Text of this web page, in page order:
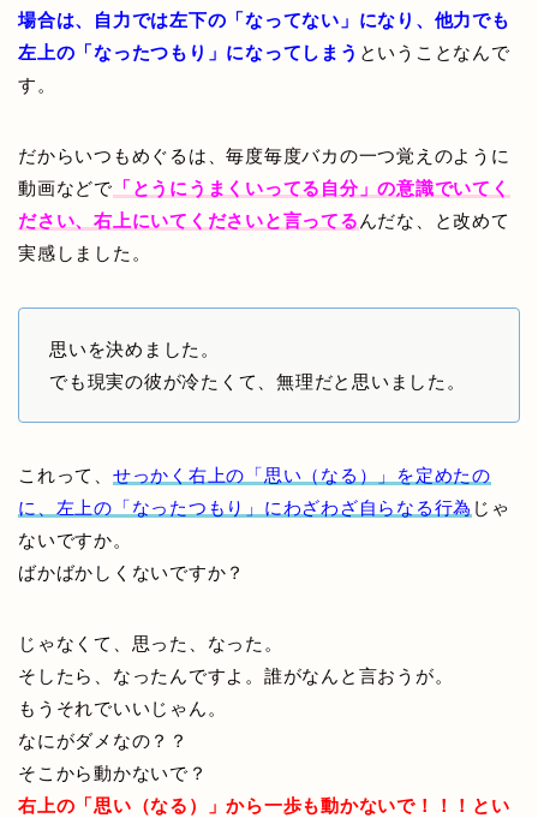
場合は、自力では左下の「なってない」になり、他力でも
左上の「なったつもり」になってしまう ということなんで
す。
だからいつもめぐるは、毎度毎度バカの一つ覚えのように
動画などで 「とうにうまくいってる自分」の意識でいてく
ださい、右上にいてくださいと言ってる んだな、と改めて
実感しました。
思いを決めました。
でも現実の彼が冷たくて、無理だと思いました。
これって、 せっかく右上の「思い（なる）」を定めたの
に、左上の「なったつもり」にわざわざ自らなる行為 じゃ
ないですか。
ばかばかしくないですか？
じゃなくて、思った、なった。
そしたら、なったんですよ。誰がなんと言おうが。
もうそれでいいじゃん。
なにがダメなの？？
そこから動かないで？
右上の「思い（なる）」から一歩も動かないで！！！とい